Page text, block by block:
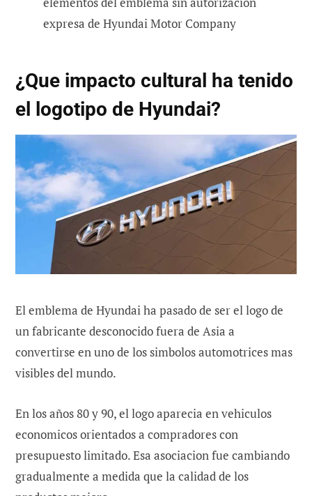
expresa de Hyundai Motor Company
¿Que impacto cultural ha tenido
el logotipo de Hyundai?
El emblema de Hyundai ha pasado de ser el logo de
un fabricante desconocido fuera de Asia a
convertirse en uno de los simbolos automotrices mas
visibles del mundo.
En los años 80 y 90, el logo aparecia en vehiculos
economicos orientados a compradores con
presupuesto limitado. Esa asociacion fue cambiando
gradualmente a medida que la calidad de los